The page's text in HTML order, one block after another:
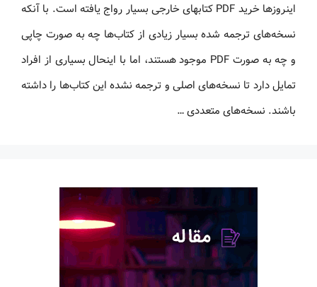
اینروزها خرید PDF کتاب‎های خارجی بسیار رواج یافته است. با آنکه
نسخه‌های ترجمه شده بسیار زیادی از کتاب‌ها چه به صورت چاپی
و چه به صورت PDF موجود هستند، اما با اینحال بسیاری از افراد
تمایل دارد تا نسخه‌های اصلی و ترجمه نشده این کتاب‌ها را داشته
باشند. نسخه‌های متعددی …